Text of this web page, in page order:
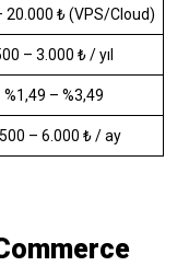
20.000 ₺ (VPS/Cloud)
– 3.000 ₺ / yıl
%1,49 – %3,49
– 6.000 ₺ / ay